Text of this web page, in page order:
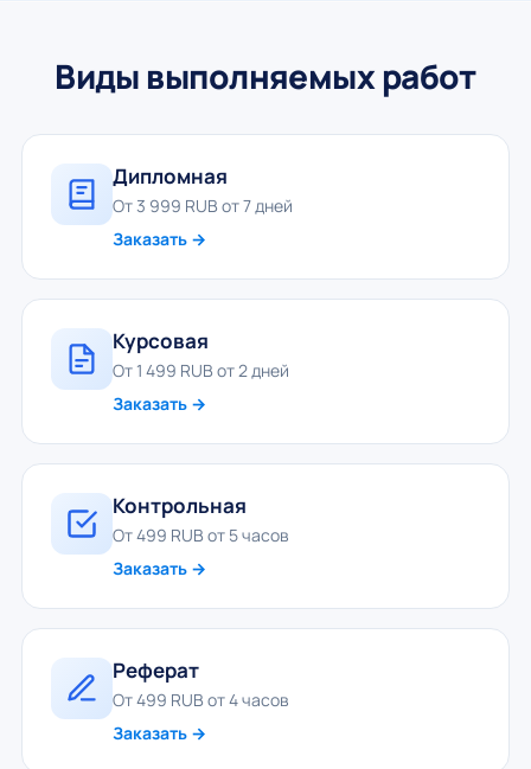
Виды выполняемых работ
Дипломная
От 3 999 RUB от 7 дней
Заказать →
Курсовая
От 1 499 RUB от 2 дней
Заказать →
Контрольная
От 499 RUB от 5 часов
Заказать →
Реферат
От 499 RUB от 4 часов
Заказать →